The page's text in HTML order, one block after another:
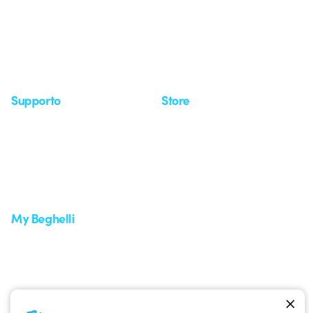
Supporto Store
My Beghelli
Iscriviti alla newsletter